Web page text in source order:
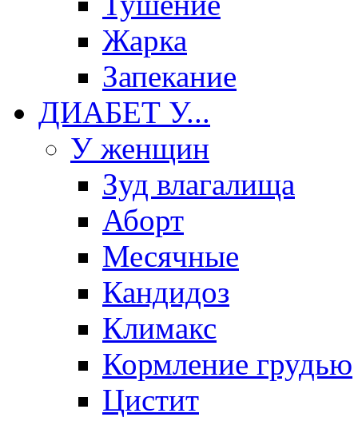
Жарка
Запекание
ДИАБЕТ У...
У женщин
Зуд влагалища
Аборт
Месячные
Кандидоз
Климакс
Кормление грудью
Цистит